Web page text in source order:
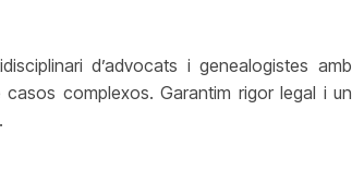
d’advocats i genealogistes amb
complexos. Garantim rigor legal i un